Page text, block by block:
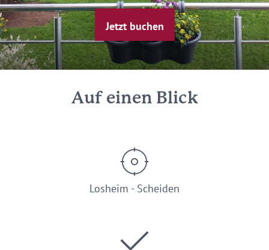
Jetzt buchen
Auf einen Blick
Losheim - Scheiden